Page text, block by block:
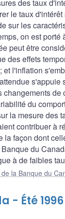
des taux
le taux
sur les
on est
peut être
des effets
l'inflation
du
la mesure des
contribuer à
façon dont
du
à de faibles
la Banque du
- Été 1996